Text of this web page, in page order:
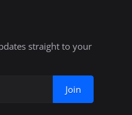
straight to your
Join